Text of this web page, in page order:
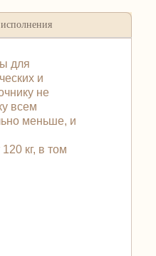
для
и
не
всем
меньше, и
кг, в том